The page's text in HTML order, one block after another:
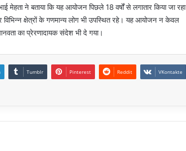
ने बताया कि यह आयोजन पिछले 18 वर्षों से लगातार किया जा रहा
विभिन्न क्षेत्रों के गणमान्य लोग भी उपस्थित रहे। यह आयोजन न केवल
का प्रेरणादायक संदेश भी दे गया।
Tumblr Pinterest Reddit VKontakte